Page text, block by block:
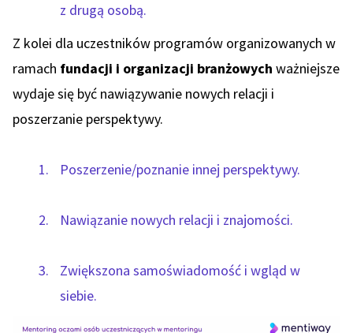
z drugą osobą.
Z kolei dla uczestników programów organizowanych w
ramach fundacji i organizacji branżowych ważniejsze
wydaje się być nawiązywanie nowych relacji i
poszerzanie perspektywy.
Poszerzenie/poznanie innej perspektywy.
Nawiązanie nowych relacji i znajomości.
Zwiększona samoświadomość i wgląd w
siebie.